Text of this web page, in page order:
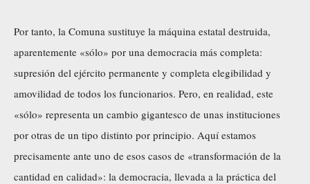
Por tanto, la Comuna sustituye la máquina estatal destruida,
aparentemente «sólo» por una democracia más completa:
supresión del ejército permanente y completa elegibilidad y
amovilidad de todos los funcionarios. Pero, en realidad, este
«sólo» representa un cambio gigantesco de unas instituciones
por otras de un tipo distinto por principio. Aquí estamos
precisamente ante uno de esos casos de «transformación de la
cantidad en calidad»: la democracia, llevada a la práctica del